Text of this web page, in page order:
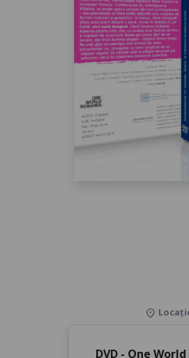
location_on
DVD - One